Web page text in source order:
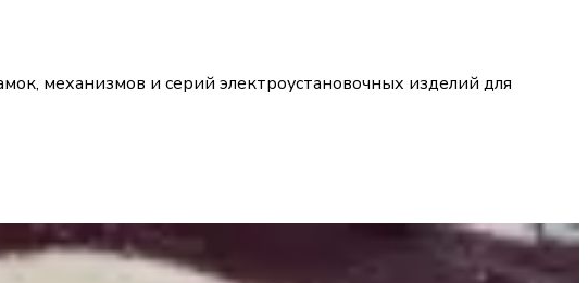
механизмов и серий электроустановочных изделий для